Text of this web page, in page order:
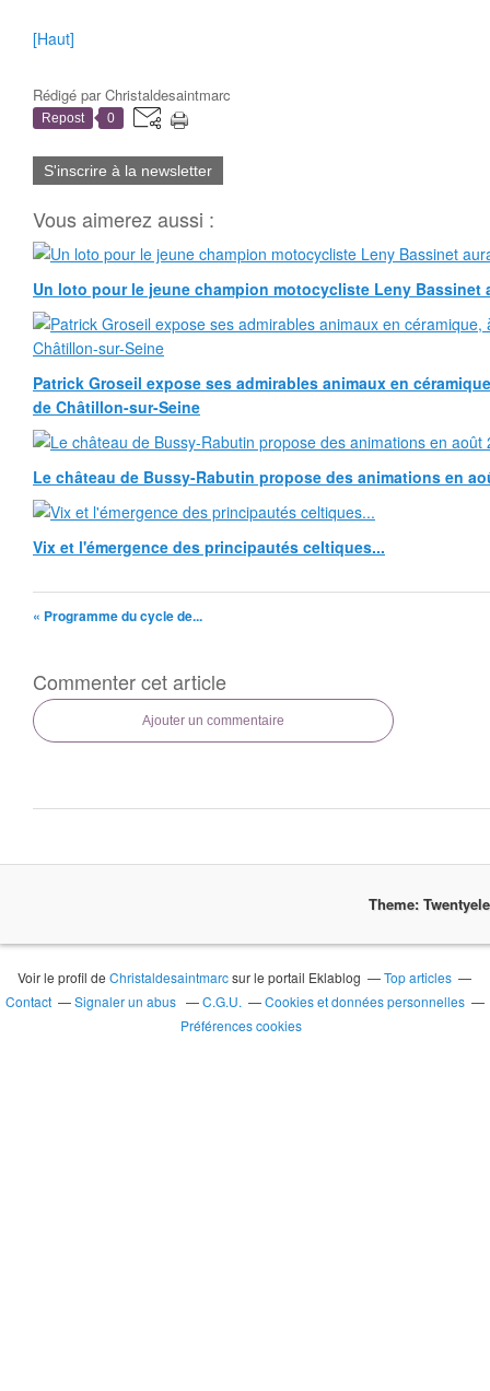
[Haut]
Rédigé parChristaldesaintmarc
Repost 0
S'inscrire à la newsletter
Vous aimerez aussi :
Un loto pour le jeune champion motocycliste Leny Bassinet
Patrick Groseil expose ses admirables animaux en
de Châtillon-sur-Seine
Le château de Bussy-Rabutin propose des animations en
Vix et l'émergence des principautés celtiques...
« Programme du cycle de...
Commenter cet article
Ajouter un commentaire
Theme:
Voir le profil deChristaldesaintmarcsur le portail Eklablog
Top articles
Contact
Signaler un abus C.G.U.
Cookies et données personnelles
Préférences cookies